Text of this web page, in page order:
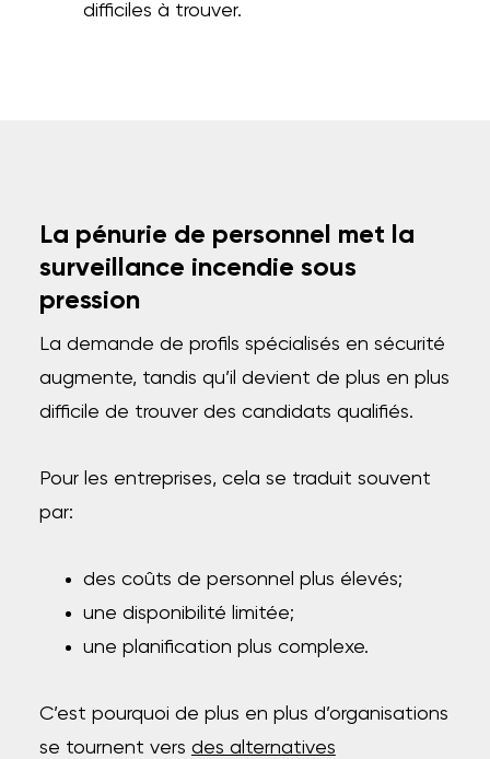
difficiles à trouver.
La pénurie de personnel met la
surveillance incendie sous
pression
La demande de profils spécialisés en sécurité
augmente, tandis qu’il devient de plus en plus
difficile de trouver des candidats qualifiés.
Pour les entreprises, cela se traduit souvent
par:
des coûts de personnel plus élevés;
une disponibilité limitée;
une planification plus complexe.
C’est pourquoi de plus en plus d’organisations
se tournent vers des alternatives